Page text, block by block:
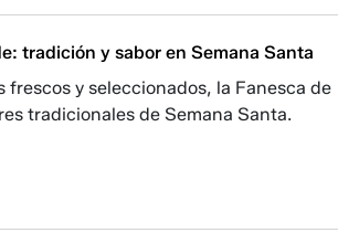
tradición y sabor en Semana Santa
y seleccionados, la Fanesca de
tradicionales de Semana Santa.